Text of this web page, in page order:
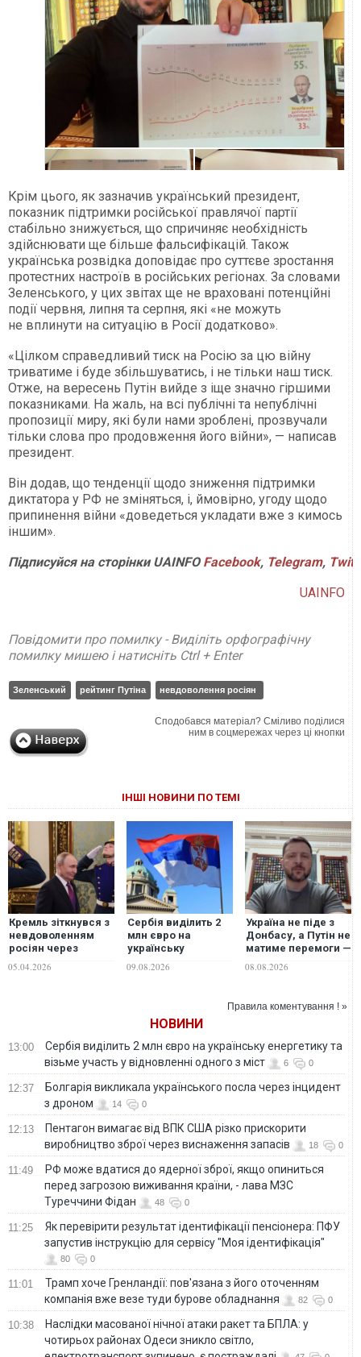
Крім цього, як зазначив український президент,
показник підтримки російської правлячої партії
стабільно знижується, що спричиняє необхідність
здійснювати ще більше фальсифікацій. Також
українська розвідка доповідає про суттєве зростання
протестних настроїв в російських регіонах. За словами
Зеленського, у цих звітах ще не враховані потенційні
події червня, липня та серпня, які «не можуть
не вплинути на ситуацію в Росії додатково».
«Цілком справедливий тиск на Росію за цю війну
триватиме і буде збільшуватись, і не тільки наш тиск.
Отже, на вересень Путін вийде з іще значно гіршими
показниками. На жаль, на всі публічні та непублічні
пропозиції миру, які були нами зроблені, прозвучали
тільки слова про продовження його війни», — написав
президент.
Він додав, що тенденції щодо зниження підтримки
диктатора у РФ не зміняться, і, ймовірно, угоду щодо
припинення війни «доведеться укладати вже з кимось
іншим».
ПідписуйсянасторінкиUAINFO Facebook, Telegram,
UAINFO
Повідомити про помилку - Виділіть орфографічну
помилку мишею і натисніть Ctrl + Enter
Зеленський рейтинг Путіна невдоволення росіян
Сподобався матеріал? Сміливо поділися
ним в соцмережах через ці кнопки
ІНШІ НОВИНИ ПО ТЕМІ
Кремль зіткнувся з
невдоволенням
росіян через
цензури, рейтинг
05.04.2026
Сербія виділить 2
млн євро на
українську
візьме участь у
09.08.2026
Україна не піде з
Донбасу, а Путін не
матиме перемоги —
ситуацію на фронті
08.08.2026
Правила коментування ! »
НОВИНИ
13:00
Сербія виділить 2 млн євро на українську енергетику та
візьме участь у відновленні одного з міст
6 0
12:37
Болгарія викликала українського посла через інцидент
з дроном
14 0
12:13
Пентагон вимагає від ВПК США різко прискорити
виробництво зброї через виснаження запасів
18 0
11:49
РФ може вдатися до ядерної зброї, якщо опиниться
перед загрозою виживання країни, - лава МЗС
Туреччини Фідан
48 0
11:25
Як перевірити результат ідентифікації пенсіонера: ПФУ
запустив інструкцію для сервісу "Моя ідентифікація"
80 0
11:01
Трамп хоче Гренландії: пов'язана з його оточенням
компанія вже везе туди бурове обладнання
82 0
10:38
Наслідки масованої нічної атаки ракет та БПЛА: у
чотирьох районах Одеси зникло світло,